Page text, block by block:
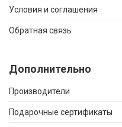
Условия и соглашения
Обратная связь
Дополнительно
Производители
Подарочные сертификаты